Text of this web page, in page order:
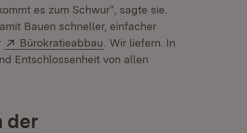
es zum Schwur“, sagte sie.
Bauen schneller, einfacher
Extern:
Bürokratieabbau (Öffnet in neuem Fenster)
. Wir liefern. In
Entschlossenheit von allen
der